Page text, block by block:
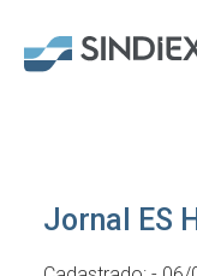
Jornal ES